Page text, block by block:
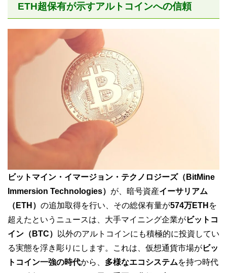
ETH超保有が示すアルトコインへの信頼
ビットマイン・イマージョン・テクノロジーズ（BitMine
Immersion Technologies） が、暗号資産イーサリアム
（ETH） の追加取得を行い、その総保有量が574万ETH を
超えたというニュースは、大手マイニング企業がビットコ
イン（BTC）
以外のアルトコインにも積極的に投資してい
る実態を浮き彫りにします。これは、仮想通貨市場がビッ
トコイン一強の時代から、 多様なエコシステムを持つ時代